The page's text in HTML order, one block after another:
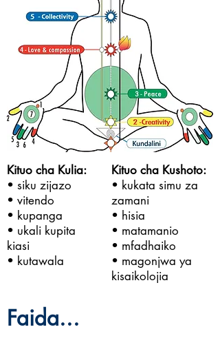
Kituo cha Kulia:
• siku zijazo
• vitendo
• kupanga
• ukali kupita
kiasi
• kutawala
Kituo cha Kushoto:
• kukata simu za
zamani
• hisia
• matamanio
• mfadhaiko
• magonjwa ya
kisaikolojia
Faida...